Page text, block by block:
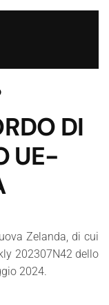
DI
UE-
Zelanda, di cui
202307N42 dello
2024.